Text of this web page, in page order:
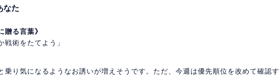
なた
贈る言葉》
戦術をたてよう」
乗り気になるようなお誘いが増えそうです。ただ、今週は優先順位を改めて確認す